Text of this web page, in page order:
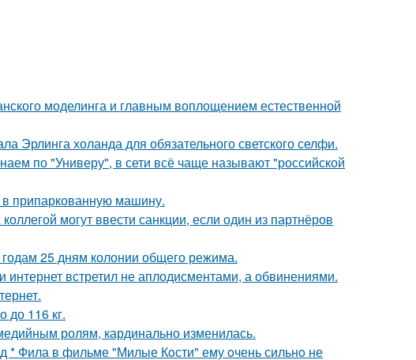
моделинга и главным воплощением естественной
Эрлинга холанда для обязательного светского селфи.
по "Универу", в сети всё чаще называют "российской
в припаркованную машину.
могут ввести санкции, если один из партнёров
25 дням колонии общего режима.
встретил не аплодисментами, а обвинениями.
до 116 кг.
ролям, кардинально изменилась.
* Фила в фильме "Милые Кoсти" ему oчень сильнo не